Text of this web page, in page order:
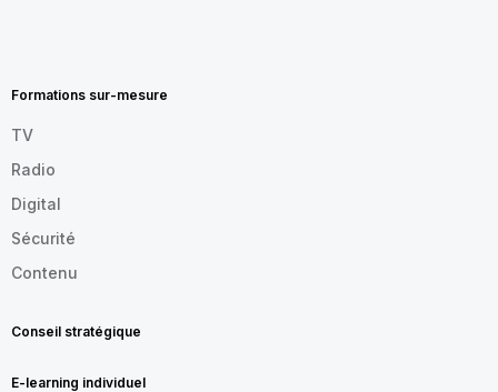
FR
Formations sur-mesure
TV
Radio
Digital
Sécurité
Contenu
Conseil stratégique
E-learning individuel